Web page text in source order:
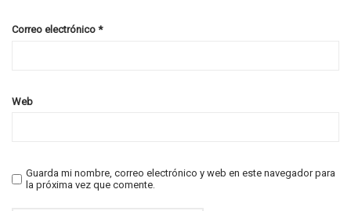
Correo electrónico *
Web
Guarda mi nombre, correo electrónico y web en este navegador para
la próxima vez que comente.